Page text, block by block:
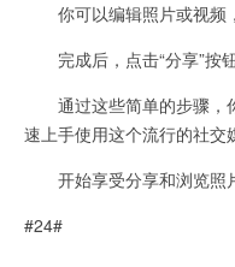
你可以编辑照片或视频，
完成后，点击“分享”按钮
通过这些简单的步骤，
速上手使用这个流行的社交
开始享受分享和浏览照
#24#